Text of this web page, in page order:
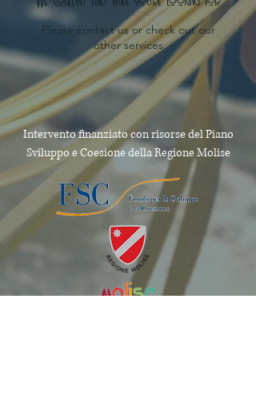
Please contact us or check out our
other services
Intervento finanziato con risorse del Piano
Sviluppo e Coesione della Regione Molise